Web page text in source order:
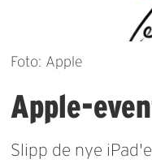
Foto: Apple
Apple-
Slipp de nye